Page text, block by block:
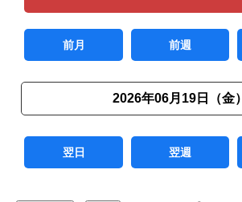
前月 前週
2026年06月19日（金）
翌日 翌週